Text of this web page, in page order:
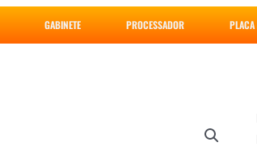
GABINETE PROCESSADOR PLACA